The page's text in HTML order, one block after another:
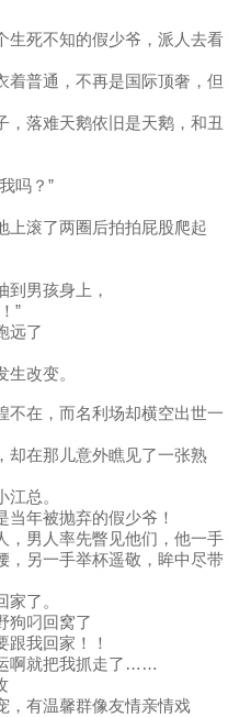
生死不知的假少爷，派人去看
着普通，不再是国际顶奢，但
，落难天鹅依旧是天鹅，和丑
吗？”
上滚了两圈后拍拍屁股爬起
到男孩身上，
”
远了
改变。
不在，而名利场却横空出世一
却在那儿意外瞧见了一张熟
总。
年被抛弃的假少爷！
，男人率先瞥见他们，他一手
，另一手举杯遥敬，眸中尽带
了。
狗叼回窝了
跟我回家！！
啊就把我抓走了……
，有温馨群像友情亲情戏